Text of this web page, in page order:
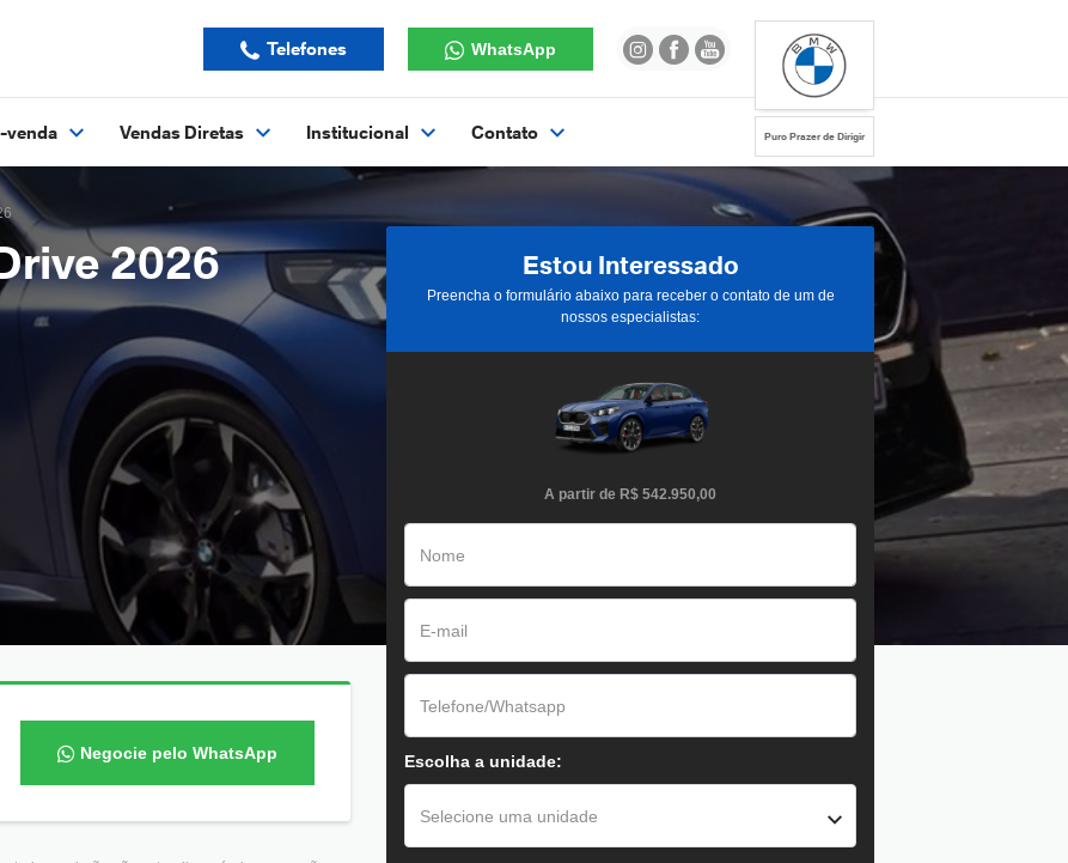
Telefones WhatsApp
Puro Prazer de Dirigir
venda Vendas Diretas Institucional Contato
2026
Negocie pelo WhatsApp
Estou Interessado
Preencha o formulário abaixo para receber o contato de um de
nossos especialistas:
A partir de R$ 542.950,00
Escolha a unidade:
Selecione uma unidade